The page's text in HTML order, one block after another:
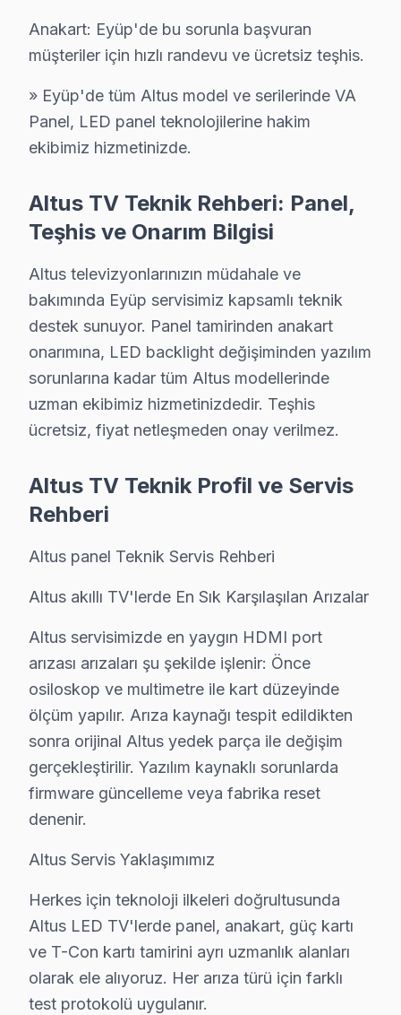
• Anakart tamiri/değişimi: ₺500 – ₺1.800
Eyüp'de ödeme kolaylığı:
• Nakit, kredi kartı, taksit
• Fatura kesilir (KDV dahil)
• Ön ödeme istenmez
Altus TV Servis Ağımız: Eyüp Tüm Mahalleler
Eyüp'de Altus televizyon servisi arayan tüm mahalle
Odayeri, Pirinççi, Rami Cuma, Rami Yeni, Sakarya,
Ağaçlı, Akpınar, Akşemsettin, Alibeyköy, Çiftalan,
Güzeltepe, İhsaniye, Işıklar, İslambey, Karadolap,
Eyüp'de Altus Servis Hizmetleri
Eyüp bölgesinde Altus televizyon tamirinde
Anakart ve Güç Kartı Onarımı: BGA reballing ve
Altus Yazılım ve Sistem Desteği: LED televizyon
Fiyat Politikamız: Sürpriz Yok, Güven Var
Eyüp'de arıza tespiti: Ücretsiz. Herhangi bir ön ücret
Eyüp'de onaysız işlem yok: Fiyat teklifi sunulduktan
Eyüp garantili fiyat: Eyüp servisimizde teklif edilen
Eyüp'de ödeme seçenekleri: Nakit, kredi kartı,
» Eyüp'de Altus görüntüleme sistemi onarım işlemi
Altus TV'nizin Ömrünü Uzatmanın Yolları –
Altus televizyon ürünlerinizden uzun yıllar verim
• Eyüp'de yılda 1-2 kez profesyonel bakım yaptırın
• Eyüp'de ekranı yumuşak mikrofiber bezle silin,
• Eyüp'de uzun süreli aynı görüntü bırakmayın
• Enerji tasarrufu için kullanmadığınızda Eyüp'de
Anakart: Eyüp'de bu sorunla başvuran
müşteriler için hızlı randevu ve ücretsiz teşhis.
» Eyüp'de tüm Altus model ve serilerinde VA
Panel, LED panel teknolojilerine hakim
ekibimiz hizmetinizde.
Altus TV Teknik Rehberi: Panel,
Teşhis ve Onarım Bilgisi
Altus televizyonlarınızın müdahale ve
bakımında Eyüp servisimiz kapsamlı teknik
destek sunuyor. Panel tamirinden anakart
onarımına, LED backlight değişiminden yazılım
sorunlarına kadar tüm Altus modellerinde
uzman ekibimiz hizmetinizdedir. Teşhis
ücretsiz, fiyat netleşmeden onay verilmez.
Altus TV Teknik Profil ve Servis
Rehberi
Altus panel Teknik Servis Rehberi
Altus akıllı TV'lerde En Sık Karşılaşılan Arızalar
Altus servisimizde en yaygın HDMI port
arızası arızaları şu şekilde işlenir: Önce
osiloskop ve multimetre ile kart düzeyinde
ölçüm yapılır. Arıza kaynağı tespit edildikten
sonra orijinal Altus yedek parça ile değişim
gerçekleştirilir. Yazılım kaynaklı sorunlarda
firmware güncelleme veya fabrika reset
denenir.
Altus Servis Yaklaşımımız
Herkes için teknoloji ilkeleri doğrultusunda
Altus LED TV'lerde panel, anakart, güç kartı
ve T-Con kartı tamirini ayrı uzmanlık alanları
olarak ele alıyoruz. Her arıza türü için farklı
test protokolü uygulanır.